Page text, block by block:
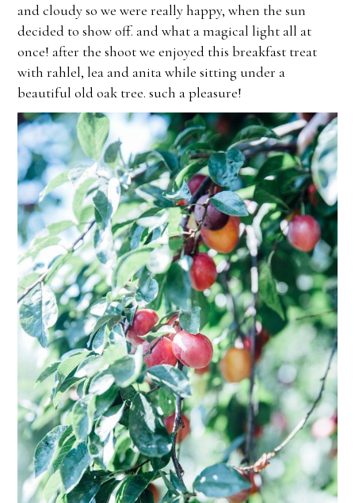
and cloudy so we were really happy, when the sun
decided to show off. and what a magical light all at
once! after the shoot we enjoyed this breakfast treat
with rahlel, lea and anita while sitting under a
beautiful old oak tree. such a pleasure!